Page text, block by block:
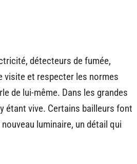
détecteurs de fumée,
visite et respecter les normes
de lui-même. Dans les grandes
étant vive. Certains bailleurs font
luminaire, un détail qui